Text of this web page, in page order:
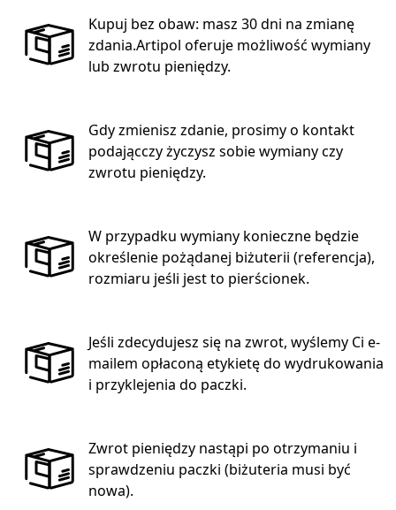
Kupuj bez obaw: masz 30 dni na zmianę
zdania.Artipol oferuje możliwość wymiany
lub zwrotu pieniędzy.
Gdy zmienisz zdanie, prosimy o kontakt
podającczy życzysz sobie wymiany czy
zwrotu pieniędzy.
W przypadku wymiany konieczne będzie
określenie pożądanej biżuterii (referencja),
rozmiaru jeśli jest to pierścionek.
Jeśli zdecydujesz się na zwrot, wyślemy Ci e-
mailem opłaconą etykietę do wydrukowania
i przyklejenia do paczki.
Zwrot pieniędzy nastąpi po otrzymaniu i
sprawdzeniu paczki (biżuteria musi być
nowa).